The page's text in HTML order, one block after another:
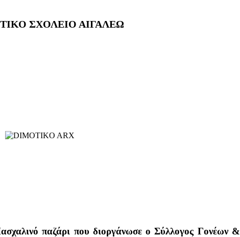
ΣΧΟΛΕΙΟ ΑΙΓΑΛΕΩ
παζάρι που διοργάνωσε ο Σύλλογος Γονέων &